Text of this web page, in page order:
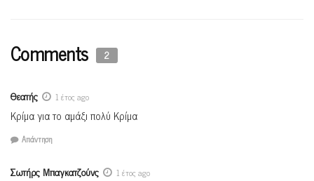
Comments 2
Θεατής 1 έτος ago
Κρίμα για το αμάξι πολύ Κρίμα
Απάντηση
Σωτήρς Μπαγκατζούνς 1 έτος ago